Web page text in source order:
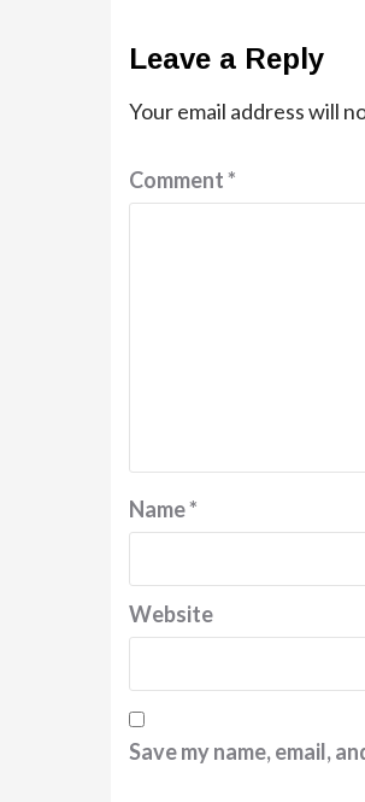
Leave a Reply
Your email address will
Comment*
Name*
Website
Save my name, email,